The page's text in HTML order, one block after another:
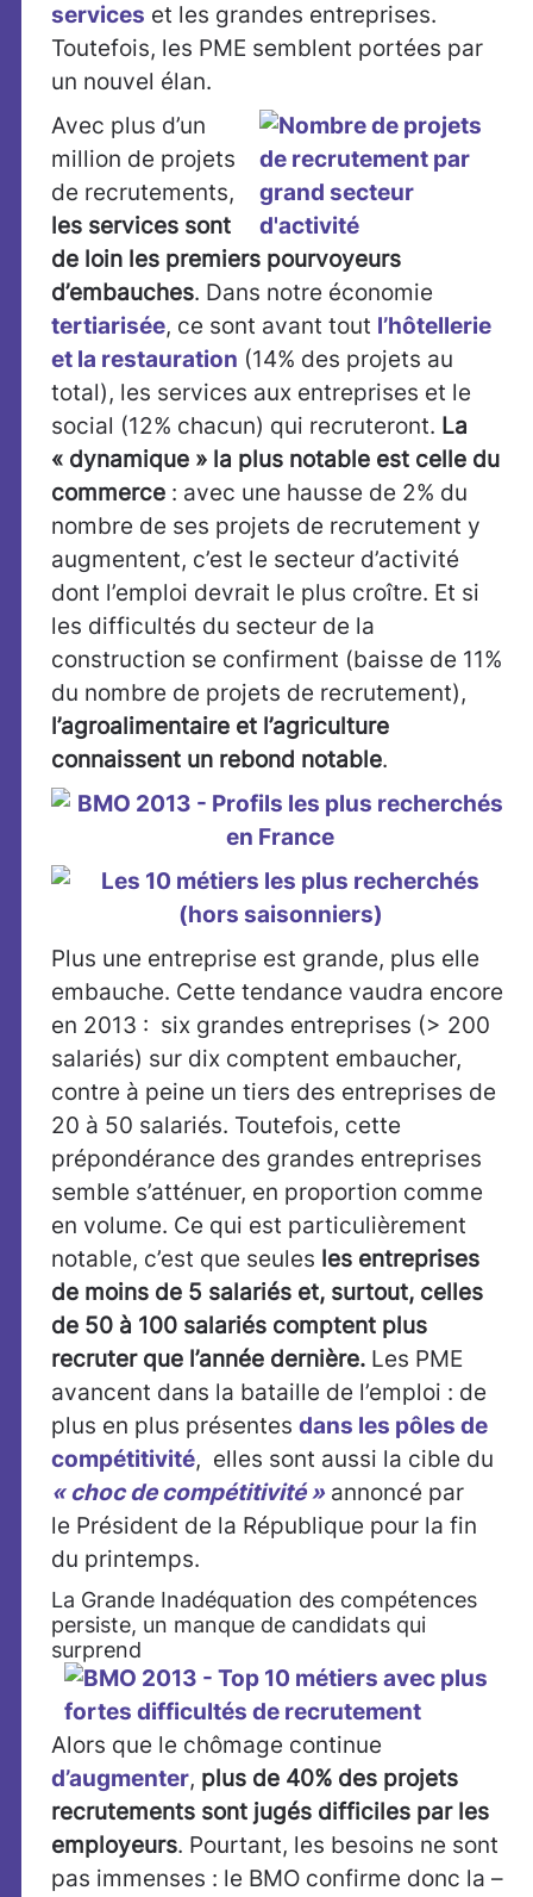
services et les grandes entreprises.
Toutefois, les PME semblent portées par
un nouvel élan.
Avec plus d’un
million de projets
de recrutements,
les services sont
de loin les premiers pourvoyeurs
d’embauches. Dans notre économie
tertiarisée, ce sont avant tout l’hôtellerie
et la restauration (14% des projets au
total), les services aux entreprises et le
social (12% chacun) qui recruteront. La
« dynamique » la plus notable est celle du
commerce : avec une hausse de 2% du
nombre de ses projets de recrutement y
augmentent, c’est le secteur d’activité
dont l’emploi devrait le plus croître. Et si
les difficultés du secteur de la
construction se confirment (baisse de 11%
du nombre de projets de recrutement),
l’agroalimentaire et l’agriculture
connaissent un rebond notable.
Plus une entreprise est grande, plus elle
embauche. Cette tendance vaudra encore
en 2013 : six grandes entreprises (> 200
salariés) sur dix comptent embaucher,
contre à peine un tiers des entreprises de
20 à 50 salariés. Toutefois, cette
prépondérance des grandes entreprises
semble s’atténuer, en proportion comme
en volume. Ce qui est particulièrement
notable, c’est que seules les entreprises
de moins de 5 salariés et, surtout, celles
de 50 à 100 salariés comptent plus
recruter que l’année dernière. Les PME
avancent dans la bataille de l’emploi : de
plus en plus présentes dans les pôles de
compétitivité, elles sont aussi la cible du
« choc de compétitivité » annoncé par
le Président de la République pour la fin
du printemps.
La Grande Inadéquation des compétences
persiste, un manque de candidats qui
surprend
Alors que le chômage continue
d’augmenter, plus de 40% des projets
recrutements sont jugés difficiles par les
employeurs. Pourtant, les besoins ne sont
pas immenses : le BMO confirme donc la –